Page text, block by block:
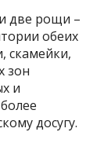
две рощи –
обеих
скамейки,
зон
и
досугу.